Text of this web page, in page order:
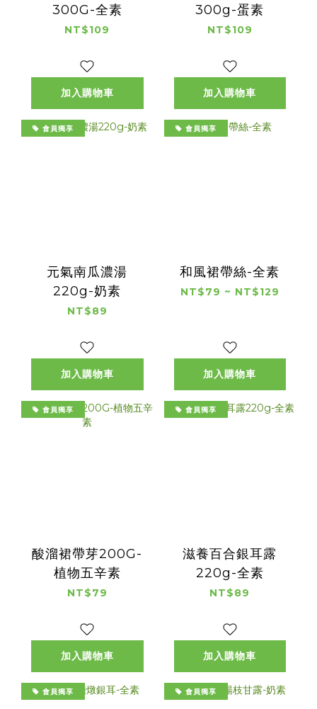
300G-全素
NT$109
加入購物車
300g-蛋素
NT$109
加入購物車
會員獨享
元氣南瓜濃湯
220g-奶素
NT$89
加入購物車
會員獨享
和風裙帶絲-全素
NT$79 ~ NT$129
加入購物車
會員獨享
酸溜裙帶芽200G-
植物五辛素
NT$79
加入購物車
會員獨享
滋養百合銀耳露
220g-全素
NT$89
加入購物車
會員獨享 會員獨享